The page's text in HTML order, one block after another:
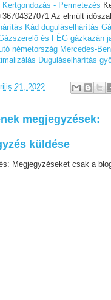
Kertgondozás - Permetezés
Az elmúlt
Kád duguláselhárítás
és FÉG gázkazán
németország Mercedes-
Duguláselhárítás
21, 2022
megjegyzések:
küldése
Megjegyzéseket csak a